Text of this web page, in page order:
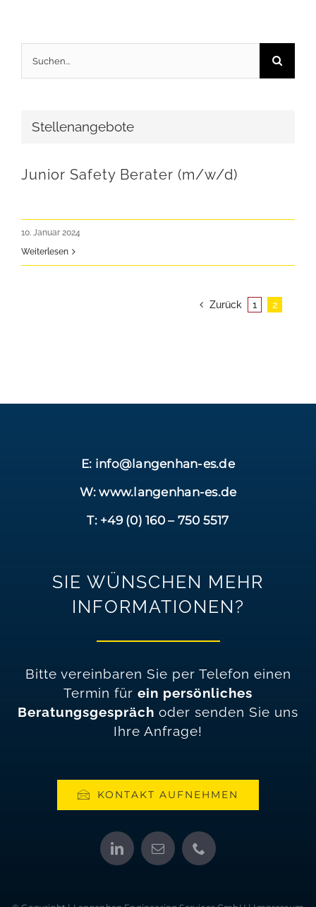
Suche
nach:
Stellenangebote
Junior Safety Berater (m/w/d)
10. Januar 2024
Weiterlesen
Zurück 1 2
E: info@langenhan-es.de
W: www.langenhan-es.de
T: +49 (0) 160 – 750 5517
SIE WÜNSCHEN MEHR
INFORMATIONEN?
Bitte vereinbaren Sie per Telefon einen
Termin für ein persönliches
Beratungsgespräch oder senden Sie uns
Ihre Anfrage!
KONTAKT AUFNEHMEN